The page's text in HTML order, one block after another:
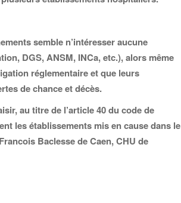
semble n’intéresser aucune
DGS, ANSM, INCa, etc.), alors même
réglementaire et que leurs
de chance et décès.
au titre de l’article 40 du code de
les établissements mis en cause dans le
Baclesse de Caen, CHU de